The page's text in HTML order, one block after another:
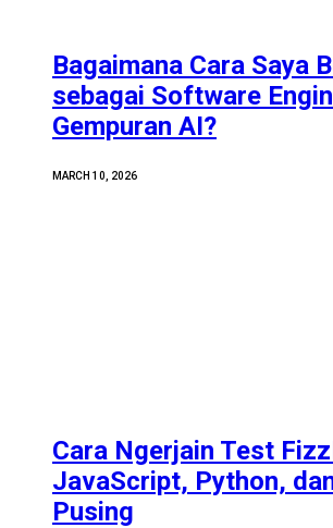
Bagaimana Cara Saya
sebagai Software
Gempuran AI?
MARCH 10, 2026
Cara Ngerjain Test
JavaScript, Python,
Pusing